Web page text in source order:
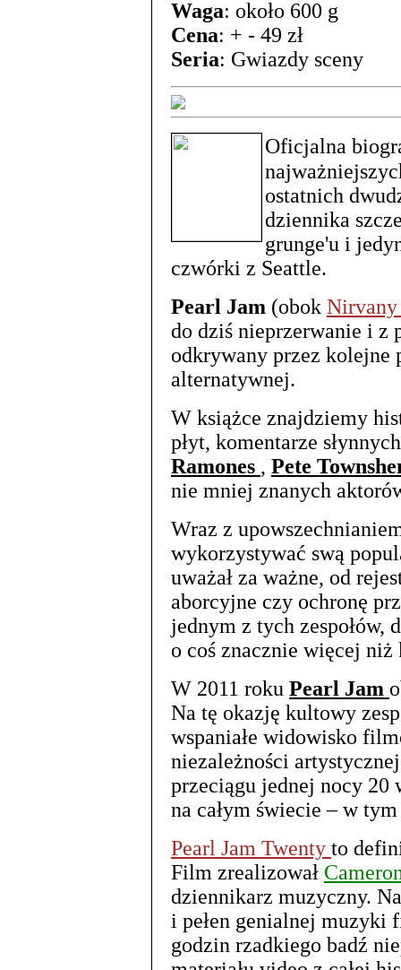
Waga: około 600 g
Cena: + - 49 zł
Seria: Gwiazdy sceny
Oficjalna
ostatnich
dziennika
grunge'u i
czwórki z Seattle.
Pearl Jam (obok
do dziś nieprzerwanie i z
odkrywany przez
alternatywnej.
W książce znajdziemy
płyt, komentarze
Ramones , Pete
nie mniej znanych
Wraz z
wykorzystywać swą
uważał za ważne, od
aborcyjne czy ochronę
jednym z tych zespołów,
o coś znacznie więcej
W 2011 roku Pearl Jam
Na tę okazję kultowy
wspaniałe widowisko
niezależności
przeciągu jednej nocy 20
na całym świecie – w
Pearl Jam Twenty to
Film zrealizował
dziennikarz muzyczny.
i pełen genialnej muzyki
godzin rzadkiego badź